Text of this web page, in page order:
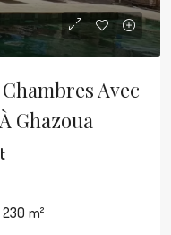
Avec
Ghazoua
230 m²